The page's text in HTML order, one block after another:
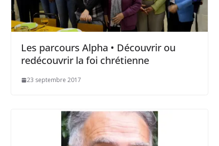
Les parcours Alpha • Découvrir ou
redécouvrir la foi chrétienne
23 septembre 2017